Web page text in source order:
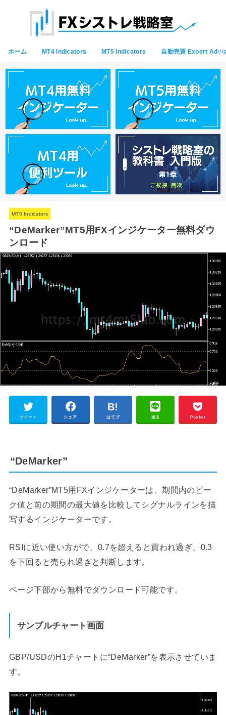
ホーム MT4 Indicators MT5 Indicators 自動売買 Expert
MT5 Indicators
“DeMarker”MT5用FXインジケーター無料ダウ
ンロード
ツイート シェア はてブ 送る Pocket
“DeMarker”
“DeMarker”MT5用FXインジケーターは、期間内のピー
ク値と前の期間の最大値を比較してシグナルラインを描
写するインジケーターです。
RSIに近い使い方がで、0.7を超えると買われ過ぎ、0.3
を下回ると売られ過ぎと判断します。
ページ下部から無料でダウンロード可能です。
サンプルチャート画面
GBP/USDのH1チャートに“DeMarker”を表示させていま
す。